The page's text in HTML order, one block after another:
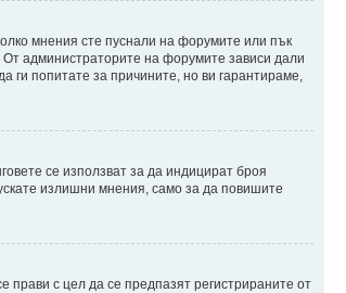
мнения сте пуснали на форумите или пък
От администраторите на форумите зависи дали
попитате за причините, но ви гарантираме,
се използват за да индицират броя
излишни мнения, само за да повишите
с цел да се предпазят регистрираните от